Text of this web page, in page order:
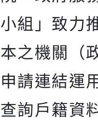
組」致力
之機關（
請連結運
詢戶籍資